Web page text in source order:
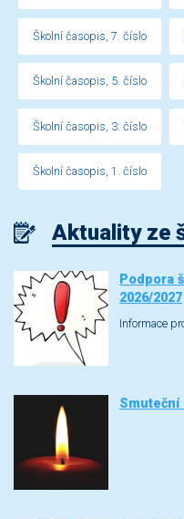
Školní časopis, 7. číslo
Školní časopis, 5. číslo
Školní časopis, 3. číslo
Školní časopis, 1. číslo
Aktuality ze
Podpora
2026/2027
Informace
Smuteční